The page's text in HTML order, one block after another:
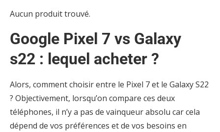
Aucun produit trouvé.
Google Pixel 7 vs Galaxy
s22 : lequel acheter ?
Alors, comment choisir entre le Pixel 7 et le Galaxy S22
? Objectivement, lorsqu’on compare ces deux
téléphones, il n’y a pas de vainqueur absolu car cela
dépend de vos préférences et de vos besoins en